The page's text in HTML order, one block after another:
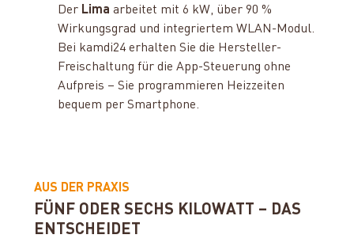
Der Lima arbeitet mit 6 kW, über 90 %
Wirkungsgrad und integriertem WLAN-Modul.
Bei kamdi24 erhalten Sie die Hersteller-
Freischaltung für die App-Steuerung ohne
Aufpreis – Sie programmieren Heizzeiten
bequem per Smartphone.
AUS DER PRAXIS
FÜNF ODER SECHS KILOWATT – DAS
ENTSCHEIDET